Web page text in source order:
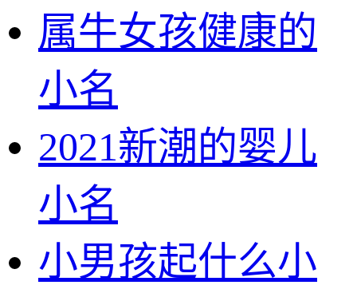
属牛女孩健康的
小名
2021新潮的婴儿
小名
小男孩起什么小